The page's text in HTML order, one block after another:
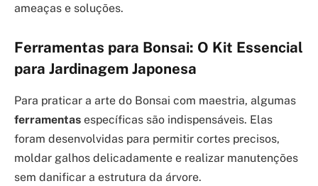
ameaças e soluções.
Ferramentas para Bonsai: O Kit Essencial
para Jardinagem Japonesa
Para praticar a arte do Bonsai com maestria, algumas
ferramentas específicas são indispensáveis. Elas
foram desenvolvidas para permitir cortes precisos,
moldar galhos delicadamente e realizar manutenções
sem danificar a estrutura da árvore.